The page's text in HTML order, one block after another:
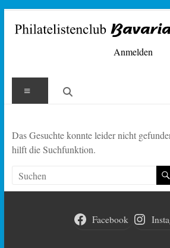
Inhalt
springen
Philatelisten-
Club
Bavaria
München
Anmelden
Menü
Das Gesuchte konnte leider nicht
hilft die Suchfunktion.
Facebook